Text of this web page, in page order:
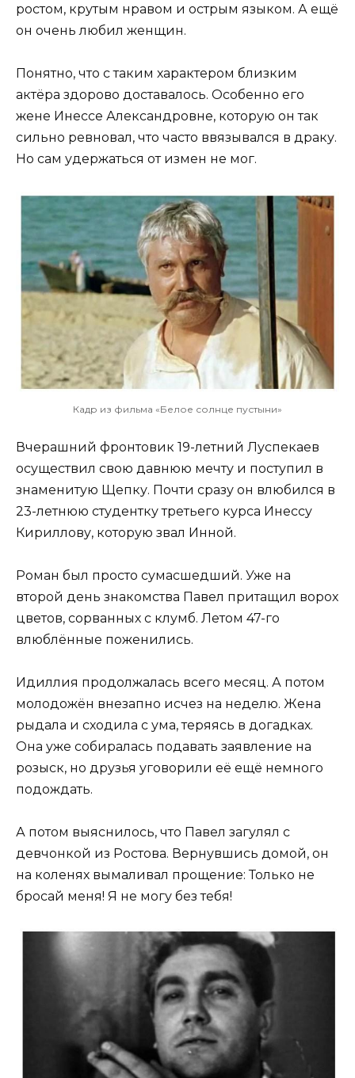
ростом, крутым нравом и острым языком. А ещё
он очень любил женщин.
Понятно, что с таким характером близким
актёра здорово доставалось. Особенно его
жене Инессе Александровне, которую он так
сильно ревновал, что часто ввязывался в драку.
Но сам удержаться от измен не мог.
Кадр из фильма «Белое солнце пустыни»
Вчерашний фронтовик 19-летний Луспекаев
осуществил свою давнюю мечту и поступил в
знаменитую Щепку. Почти сразу он влюбился в
23-летнюю студентку третьего курса Инессу
Кириллову, которую звал Инной.
Роман был просто сумасшедший. Уже на
второй день знакомства Павел притащил ворох
цветов, сорванных с клумб. Летом 47-го
влюблённые поженились.
Идиллия продолжалась всего месяц. А потом
молодожён внезапно исчез на неделю. Жена
рыдала и сходила с ума, теряясь в догадках.
Она уже собиралась подавать заявление на
розыск, но друзья уговорили её ещё немного
подождать.
А потом выяснилось, что Павел загулял с
девчонкой из Ростова. Вернувшись домой, он
на коленях вымаливал прощение: Только не
бросай меня! Я не могу без тебя!